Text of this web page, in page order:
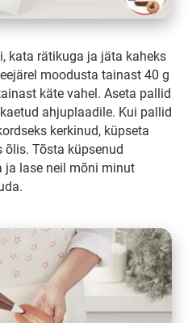
kata rätikuga ja jäta kaheks
moodusta tainast 40 g
käte vahel. Aseta pallid
ahjuplaadile. Kui pallid
kerkinud, küpseta
õlis. Tõsta küpsenud
ja lase neil mõni minut